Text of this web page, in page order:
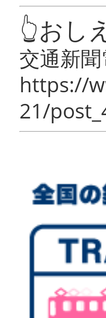
👆お
交通新
https://
21/